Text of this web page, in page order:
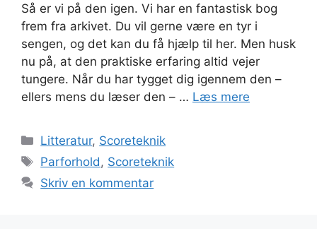
Så er vi på den igen. Vi har en fantastisk bog
frem fra arkivet. Du vil gerne være en tyr i
sengen, og det kan du få hjælp til her. Men husk
nu på, at den praktiske erfaring altid vejer
tungere. Når du har tygget dig igennem den –
ellers mens du læser den – … Læs mere
Kategorier
Litteratur, Scoreteknik
Tags
Parforhold , Scoreteknik
Skriv en kommentar